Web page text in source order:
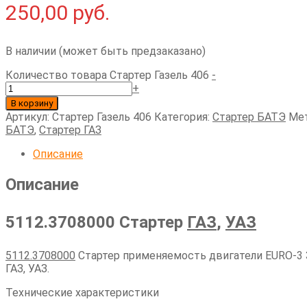
250,00 руб.
В наличии (может быть предзаказано)
Количество товара Стартер Газель 406 -
+
В корзину
Артикул: Стартер Газель 406 Категория: Стартер БАТЭ
БАТЭ, Стартер ГАЗ
Описание
Описание
5112.3708000 Стартер ГАЗ, УАЗ
5112.3708000 Стартер применяемость двигатели
ГАЗ, УАЗ.
Технические характеристики